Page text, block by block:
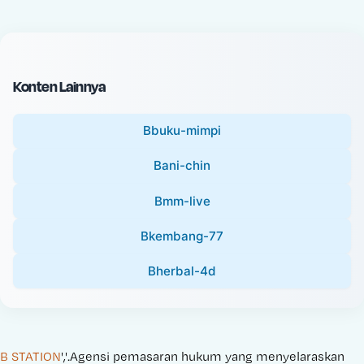
c
e
Konten Lainnya
Bbuku-mimpi
Bani-chin
Bmm-live
Bkembang-77
Bherbal-4d
B STATION','.Agensi pemasaran hukum yang menyelaraskan